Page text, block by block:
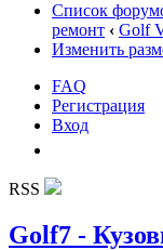
Список
ремонт ‹ Golf
Изменить
FAQ
Регистрация
Вход
RSS
Golf7 -